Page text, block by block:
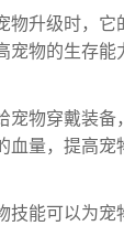
物升级时，它
物的生存能
宠物穿戴装备
量，提高宠
技能可以为宠